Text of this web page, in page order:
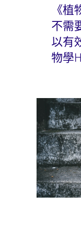
《
不需
以有
物學